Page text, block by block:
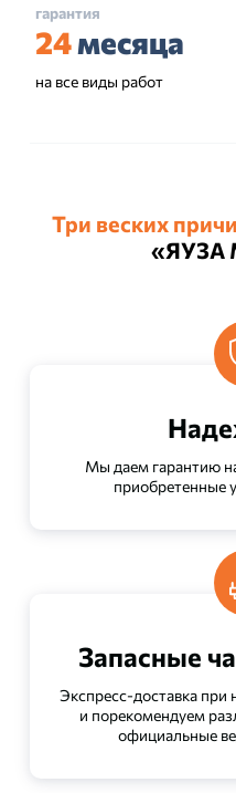
гарантия
24месяца
на все виды работ
Три веских
«ЯУЗА
Мы даем гарантию
приобретенные
Запасные
Экспресс-доставка
и порекомендуем
официальные